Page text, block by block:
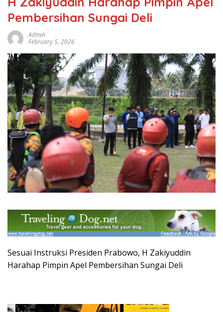
Pembersihan Sungai Deli
Admin
February 5, 2026
Sesuai Instruksi Presiden Prabowo, H Zakiyuddin
Harahap Pimpin Apel Pembersihan Sungai Deli